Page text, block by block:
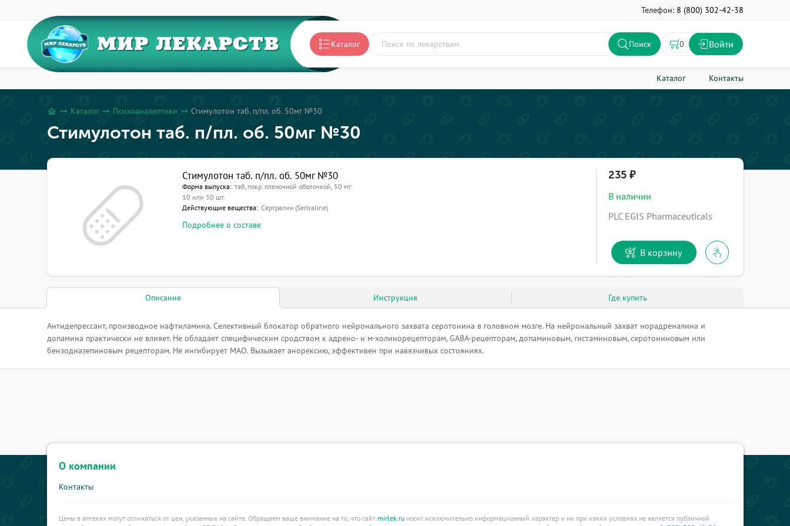
Телефон: 8 (800) 302-42-38
МИР ЛЕКАРСТВ Каталог Поиск 0 Войти
Каталог Контакты
home arrow_right_alt Каталог arrow_right_alt Психоаналептики arrow_right_alt Стимулотон таб. п/пл. об. 50мг №30
Стимулотон таб. п/пл. об. 50мг №30
Стимулотон таб. п/пл. об. 50мг №30
Форма выпуска: таб, покр. пленочной оболочкой, 50 мг:
10 или 30 шт.
Действующие вещества: Сертралин (Sertraline)
Подробнее о составе
235
В наличии
PLC EGIS Pharmaceuticals
В корзину
Описание Инструкция Где купить
Антидепрессант, производное нафтиламина. Селективный блокатор обратного нейронального захвата серотонина в головном мозге. На нейрональный захват норадреналина и
допамина практически не влияет. Не обладает специфическим сродством к адрено- и м-холинорецепторам, GABA-рецепторам, допаминовым, гистаминовым, серотониновым или
бензодиазепиновым рецепторам. Не ингибирует МАО. Вызывает анорексию, эффективен при навязчивых состояниях.
О компании
Контакты
Цены в аптеках могут отличаться от цен, указанных на сайте. Обращаем ваше внимание на то, что сайт mirlek.ruносит исключительно информационный характер и ни при каких условиях не является публичной